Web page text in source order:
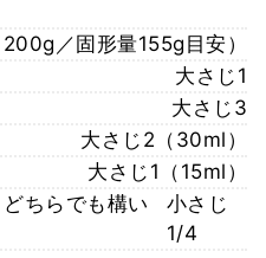
／固形量155g目安）
大さじ1
大さじ3
大さじ2（30ml）
大さじ1（15ml）
ちらでも構い
小さじ
1/4